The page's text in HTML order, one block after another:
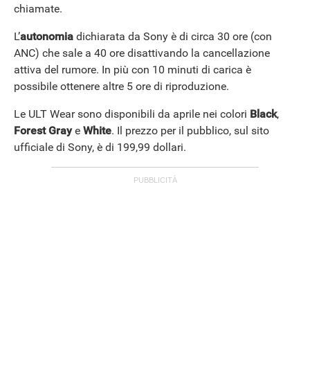
HOW TO
chiamate.
L’autonomia dichiarata da Sony è di circa 30 ore (con
ANC) che sale a 40 ore disattivando la cancellazione
attiva del rumore. In più con 10 minuti di carica è
possibile ottenere altre 5 ore di riproduzione.
Le ULT Wear sono disponibili da aprile nei colori Black,
Forest Graye White. Il prezzo per il pubblico, sul sito
ufficiale di Sony, è di 199,99 dollari.